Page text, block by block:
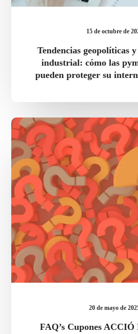
15 de octubre de
Tendencias geopolíticas
industrial: cómo las
pueden proteger su
FAQ’s
Cupones
ACCIÓ
de
20 de mayo de
FAQ’s Cupones ACCIÓ